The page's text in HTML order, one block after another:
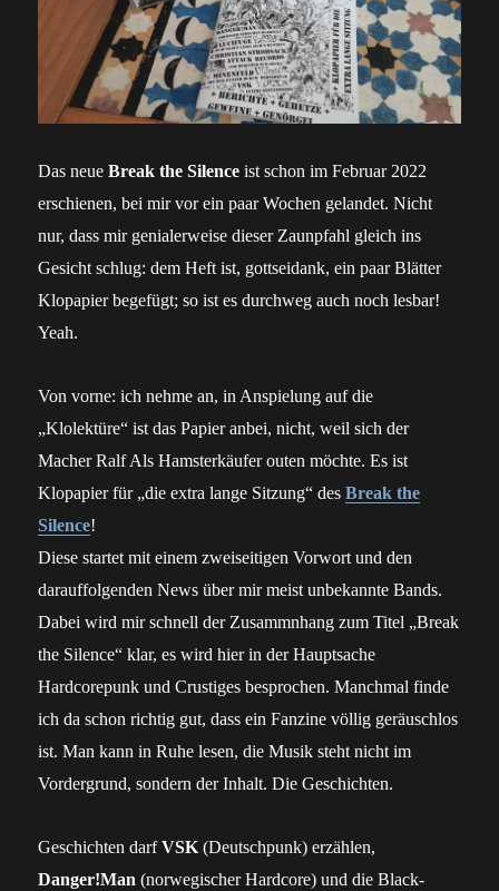
Das neueBreak the Silence ist schon im Februar 2022
erschienen, bei mir vor ein paar Wochen gelandet. Nicht
nur, dass mir genialerweise dieser Zaunpfahl gleich ins
Gesicht schlug: dem Heft ist, gottseidank, ein paar Blätter
Klopapier begefügt; so ist es durchweg auch noch lesbar!
Yeah.
Von vorne: ich nehme an, in Anspielung auf die
„Klolektüre“ ist das Papier anbei, nicht, weil sich der
Macher Ralf Als Hamsterkäufer outen möchte. Es ist
Klopapier für „die extra lange Sitzung“ desBreak the
Silence!
Diese startet mit einem zweiseitigen Vorwort und den
darauffolgenden News über mir meist unbekannte Bands.
Dabei wird mir schnell der Zusammnhang zum Titel „Break
the Silence“ klar, es wird hier in der Hauptsache
Hardcorepunk und Crustiges besprochen. Manchmal finde
ich da schon richtig gut, dass ein Fanzine völlig geräuschlos
ist. Man kann in Ruhe lesen, die Musik steht nicht im
Vordergrund, sondern der Inhalt. Die Geschichten.
Geschichten darfVSK (Deutschpunk) erzählen,
Danger!Man (norwegischer Hardcore) und die Black-